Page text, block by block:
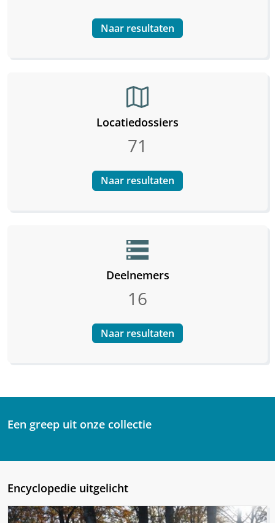
Naar resultaten
map
Locatiedossiers
71
Naar resultaten
storage
Deelnemers
16
Naar resultaten
Een greep uit onze collectie
Encyclopedie uitgelicht